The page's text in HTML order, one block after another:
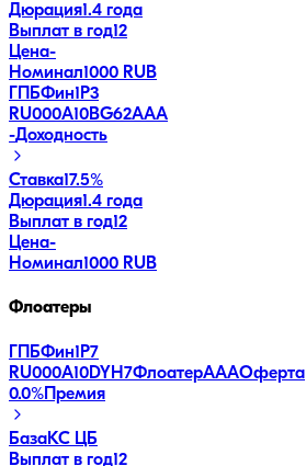
Дюрация1.4 года
Выплат в год12
Цена-
Номинал1000 RUB
ГПБФин1Р3
RU000A10BG62AAA
-Доходность
Ставка17.5%
Дюрация1.4 года
Выплат в год12
Цена-
Номинал1000 RUB
Флоатеры
ГПБФин1Р7
RU000A10DYH7ФлоатерAAAОферта
0.0%Премия
БазаКС ЦБ
Выплат в год12